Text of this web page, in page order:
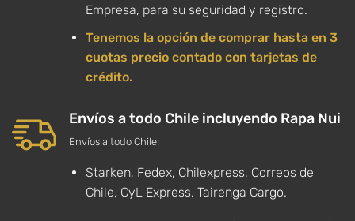
Empresa, para su seguridad y registro.
Tenemos la opción de comprar hasta en 3
cuotas precio contado con tarjetas de
crédito.
Envíos a todo Chile incluyendo Rapa Nui
Envíos a todo Chile:
Starken, Fedex, Chilexpress, Correos de
Chile, CyL Express, Tairenga Cargo.